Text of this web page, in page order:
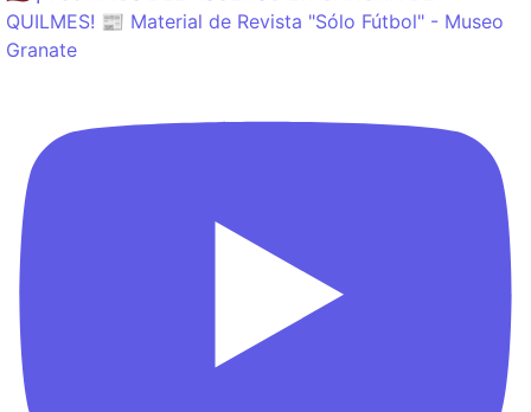
QUILMES! 📰 Material de Revista "Sólo Fútbol" - Museo
Granate